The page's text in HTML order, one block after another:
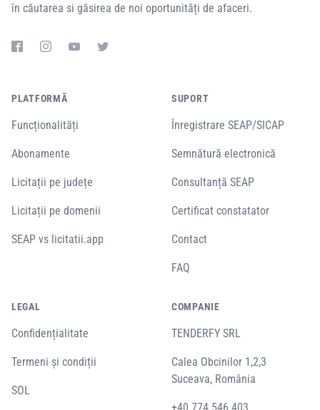
în căutarea si găsirea de noi oportunități de afaceri.
PLATFORMĂ
Funcționalități
Abonamente
Licitații pe județe
Licitații pe domenii
SEAP vs licitatii.app
SUPORT
Înregistrare SEAP/SICAP
Semnătură electronică
Consultanță SEAP
Certificat constatator
Contact
FAQ
LEGAL
Confidențialitate
Termeni și condiții
SOL
COMPANIE
TENDERFY SRL
Calea Obcinilor 1,2,3
Suceava, România